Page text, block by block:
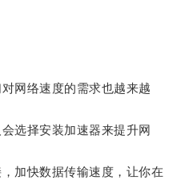
络速度的需求也越来越
择安装加速器来提升网
快数据传输速度，让你在